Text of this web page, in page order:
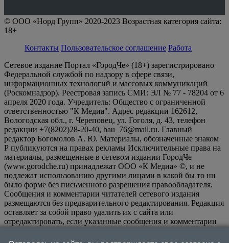
© ООО «Норд Групп» 2020-2023 Возрастная категория сайта:
18+
Контакты Пользовательское соглашение Работа
Сетевое издание Портал «ГородЧе» (18+) зарегистрировано
Федеральной службой по надзору в сфере связи,
информационных технологий и массовых коммуникаций
(Роскомнадзор). Реестровая запись СМИ: ЭЛ № 77 - 78204 от 6
апреля 2020 года. Учредитель: Общество с ограниченной
ответственностью "К Медиа". Адрес редакции 162612,
Вологодская обл., г. Череповец, ул. Гоголя, д. 43, телефон
редакции +7(8202)28-20-40, bau_76@mail.ru. Главный
редактор Богомолов А. Ю. Материалы, обозначенные знаком
Р публикуются на правах рекламы Исключительные права на
материалы, размещенные в сетевом издании ГородЧе
(www.gorodche.ru) принадлежат ООО «К Медиа» ©, и не
подлежат использованию другими лицами в какой бы то ни
было форме без письменного разрешения правообладателя.
Сообщения и комментарии читателей сетевого издания
размещаются без предварительного редактирования. Редакция
оставляет за собой право удалить их с сайта или
отредактировать, если указанные сообщения и комментарии
или нарушением иных требований закона.